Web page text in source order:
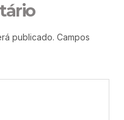
publicado. Campos